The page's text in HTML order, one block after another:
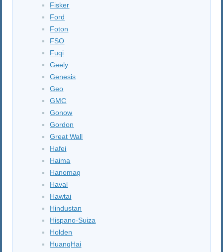
Fisker
Ford
Foton
FSO
Fuqi
Geely
Genesis
Geo
GMC
Gonow
Gordon
Great Wall
Hafei
Haima
Hanomag
Haval
Hawtai
Hindustan
Hispano-Suiza
Holden
HuangHai